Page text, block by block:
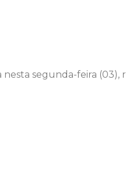
segunda-feira